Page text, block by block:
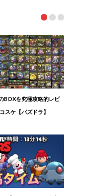
BOXを究極攻略的レビ
スケ【パズドラ】